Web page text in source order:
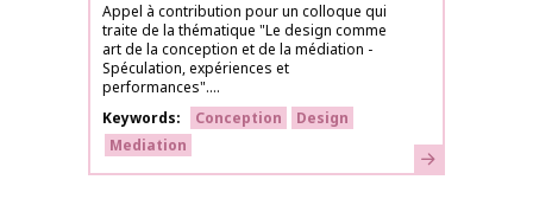
Appel à contribution pour un colloque qui
traite de la thématique "Le design comme
art de la conception et de la médiation -
Spéculation, expériences et
performances"....
Keywords
Conception
Design
Mediation
Learn more